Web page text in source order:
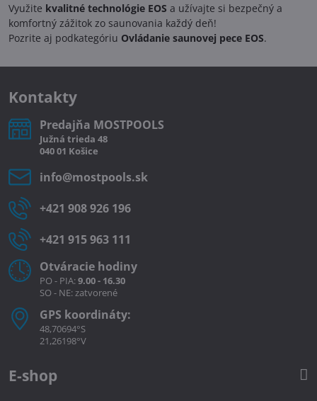
Využite kvalitné technológie EOS a užívajte si bezpečný a
komfortný zážitok zo saunovania každý deň!
Pozrite aj podkategóriu Ovládanie saunovej pece EOS.
Kontakty
Predajňa MOSTPOOLS
Južná trieda 48
040 01 Košice
info​@mostpools​.sk
+421 908 926 196
+421 915 963 111
Otváracie hodiny
PO - PIA:9.00 - 16.30
SO - NE: zatvorené
GPS koordináty:
48,70694°S
21,26198°V
E-shop